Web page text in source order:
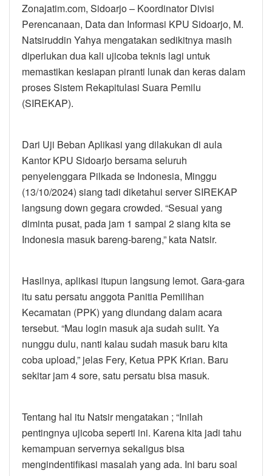
Zonajatim.com, Sidoarjo – Koordinator Divisi
Perencanaan, Data dan Informasi KPU Sidoarjo, M.
Natsiruddin Yahya mengatakan sedikitnya masih
diperlukan dua kali ujicoba teknis lagi untuk
memastikan kesiapan piranti lunak dan keras dalam
proses Sistem Rekapitulasi Suara Pemilu
(SIREKAP).
Dari Uji Beban Aplikasi yang dilakukan di aula
Kantor KPU Sidoarjo bersama seluruh
penyelenggara Pilkada se Indonesia, Minggu
(13/10/2024) siang tadi diketahui server SIREKAP
langsung down gegara crowded. “Sesuai yang
diminta pusat, pada jam 1 sampai 2 siang kita se
Indonesia masuk bareng-bareng,” kata Natsir.
Hasilnya, aplikasi itupun langsung lemot. Gara-gara
itu satu persatu anggota Panitia Pemilihan
Kecamatan (PPK) yang diundang dalam acara
tersebut. “Mau login masuk aja sudah sulit. Ya
nunggu dulu, nanti kalau sudah masuk baru kita
coba upload,” jelas Fery, Ketua PPK Krian. Baru
sekitar jam 4 sore, satu persatu bisa masuk.
Tentang hal itu Natsir mengatakan ; “Inilah
pentingnya ujicoba seperti ini. Karena kita jadi tahu
kemampuan servernya sekaligus bisa
mengindentifikasi masalah yang ada. Ini baru soal